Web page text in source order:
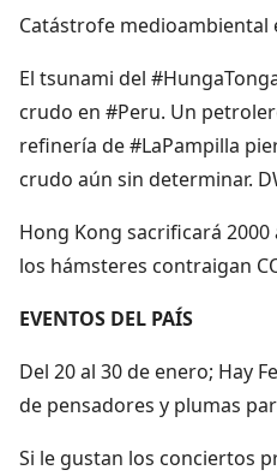
Catástrofe medioambiental
El tsunami del
crudo en #Peru. Un
refinería de #LaPampilla
crudo aún sin determinar.
Hong Kong sacrificará
los hámsteres contraigan
EVENTOS DEL PAÍS
Del 20 al 30 de enero; Hay
de pensadores y plumas
Si le gustan los conciertos